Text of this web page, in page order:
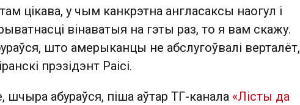
цікава, у чым канкрэтна англасаксы наогул і
вінаватыя на гэты раз, то я вам скажу.
што амерыканцы не абслугоўвалі верталёт,
прэзідэнт Раісі.
шчыра абураўся, піша аўтар ТГ-канала «Лісты да